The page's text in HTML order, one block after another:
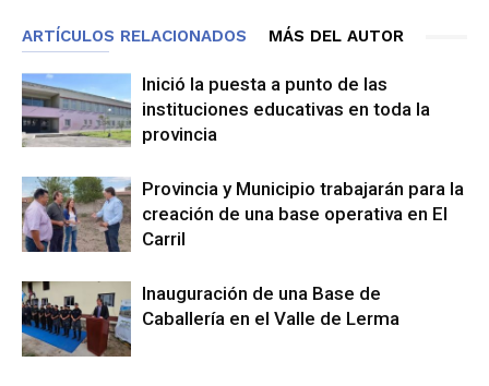
ARTÍCULOS RELACIONADOS MÁS DEL AUTOR
Inició la puesta a punto de las
instituciones educativas en toda la
provincia
Provincia y Municipio trabajarán para la
creación de una base operativa en El
Carril
Inauguración de una Base de
Caballería en el Valle de Lerma